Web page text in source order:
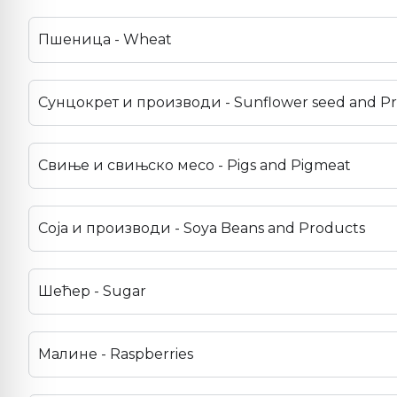
Пшеница - Wheat
Сунцокрет и производи - Sunflower seed and
Свиње и свињско месо - Pigs and Pigmeat
Соја и производи - Soya Beans and Products
Шећер - Sugar
Малине - Raspberries